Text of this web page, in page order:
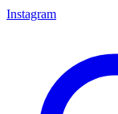
Instagram